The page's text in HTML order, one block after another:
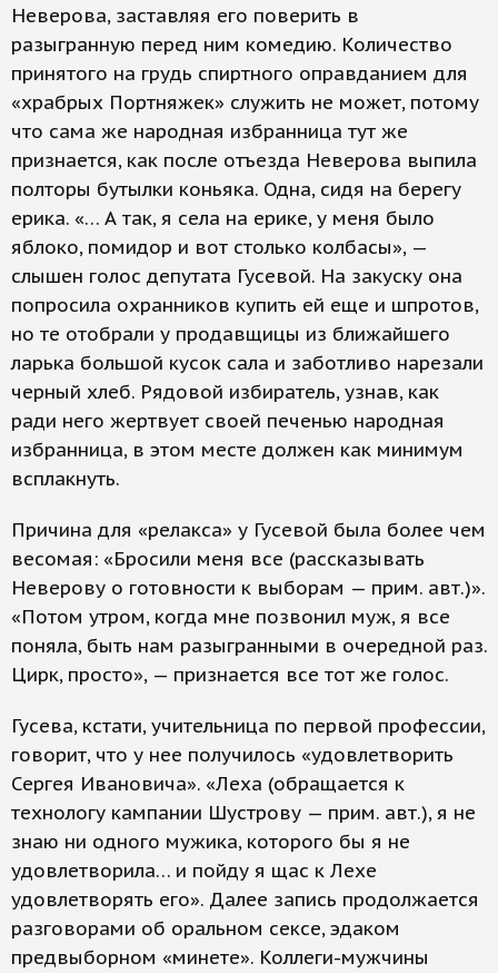
Неверова, заставляя его поверить в
разыгранную перед ним комедию. Количество
принятого на грудь спиртного оправданием для
«храбрых Портняжек» служить не может, потому
что сама же народная избранница тут же
признается, как после отъезда Неверова выпила
полторы бутылки коньяка. Одна, сидя на берегу
ерика. «… А так, я села на ерике, у меня было
яблоко, помидор и вот столько колбасы», —
слышен голос депутата Гусевой. На закуску она
попросила охранников купить ей еще и шпротов,
но те отобрали у продавщицы из ближайшего
ларька большой кусок сала и заботливо нарезали
черный хлеб. Рядовой избиратель, узнав, как
ради него жертвует своей печенью народная
избранница, в этом месте должен как минимум
всплакнуть.
Причина для «релакса» у Гусевой была более чем
весомая: «Бросили меня все (рассказывать
Неверову о готовности к выборам — прим. авт.)».
«Потом утром, когда мне позвонил муж, я все
поняла, быть нам разыгранными в очередной раз.
Цирк, просто», — признается все тот же голос.
Гусева, кстати, учительница по первой профессии,
говорит, что у нее получилось «удовлетворить
Сергея Ивановича». «Леха (обращается к
технологу кампании Шустрову — прим. авт.), я не
знаю ни одного мужика, которого бы я не
удовлетворила… и пойду я щас к Лехе
удовлетворять его». Далее запись продолжается
разговорами об оральном сексе, эдаком
предвыборном «минете». Коллеги-мужчины